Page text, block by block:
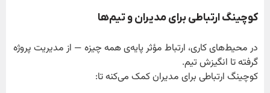
کوچینگ ارتباطی برای مدیران و تیم‌ها
در محیط‌های کاری، ارتباط مؤثر پایه‌ی همه چیزه — از مدیریت پروژه
گرفته تا انگیزش تیم.
کوچینگ ارتباطی برای مدیران کمک می‌کنه تا: